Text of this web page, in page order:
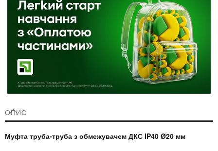
ОПИС
Муфта труба-труба з обмежувачем ДКС IP40 Ø20 мм